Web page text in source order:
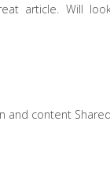
article. Will
and content